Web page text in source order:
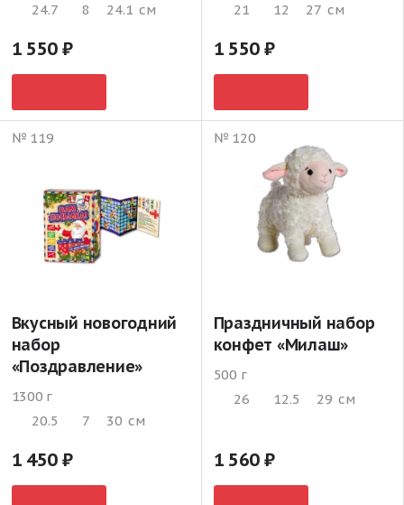
24.7
8 24.1 см
1 550
21
12 27 см
1 550
№ 119
Вкусный новогодний
набор
«Поздравление»
1300 г
20.5
7 30 см
1 450
№ 120
Праздничный набор
конфет «Милаш»
500 г
26
12.5 29 см
1 560